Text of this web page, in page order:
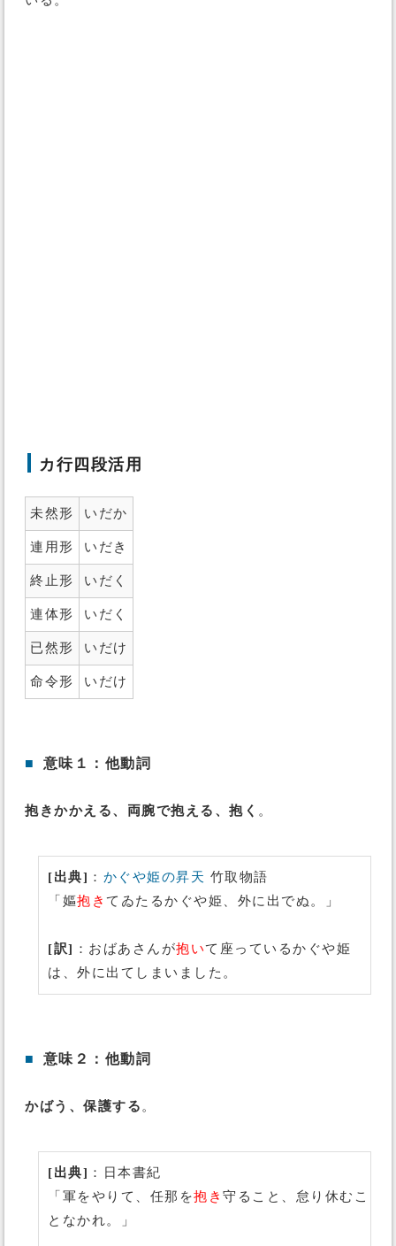
カ行四段活用
未然形 いだか
連用形 いだき
終止形 いだく
連体形 いだく
已然形 いだけ
命令形 いだけ
■ 意味１：他動詞
抱きかかえる、両腕で抱える、抱く 。
[出典] ： かぐや姫の昇天 竹取物語
「嫗抱き てゐたるかぐや姫、外に出でぬ。」
[訳] ：おばあさんが抱いて座っているかぐや姫
は、外に出てしまいました。
■ 意味２：他動詞
かばう、保護する 。
[出典] ：日本書紀
「軍をやりて、任那を抱き 守ること、怠り休むこ
となかれ。」